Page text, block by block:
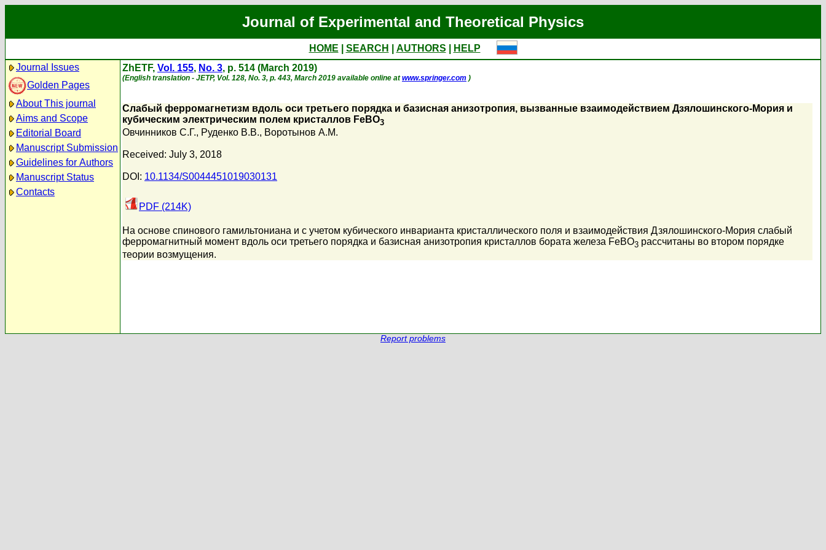
Journal of Experimental and Theoretical Physics
HOME SEARCH AUTHORS
HELP
Journal Issues
Golden Pages
About This journal
Aims and Scope
Editorial Board
Manuscript Submission
Guidelines for Authors
Manuscript Status
Contacts
ZhETF, Vol. 155, No. 3, p. 514 (March 2019)
(English translation - JETP, Vol. 128, No. 3, p. 443, March 2019 available online atwww.springer.com )
Слабый ферромагнетизм вдоль оси третьего порядка и базисная анизотропия, вызванные взаимодействием Дзялошинского-Мория и
кубическим электрическим полем кристаллов FeBO3
Овчинников С.Г., Руденко В.В., Воротынов А.М.
Received: July 3, 2018
DOI: 10.1134/S0044451019030131
PDF (214K)
На основе спинового гамильтониана и с учетом кубического инварианта кристаллического поля и взаимодействия Дзялошинского-Мория слабый
ферромагнитный момент вдоль оси третьего порядка и базисная анизотропия кристаллов бората железа FeBO3 рассчитаны во втором порядке
теории возмущения.
Report problems